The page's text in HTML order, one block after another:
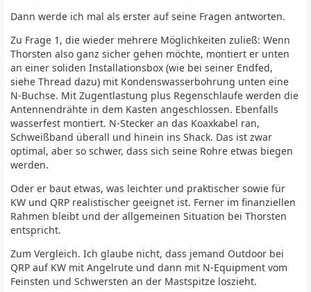
Dann werde ich mal als erster auf seine Fragen antworten.
Zu Frage 1, die wieder mehrere Möglichkeiten zuließ: Wenn
Thorsten also ganz sicher gehen möchte, montiert er unten
an einer soliden Installationsbox (wie bei seiner Endfed,
siehe Thread dazu) mit Kondenswasserbohrung unten eine
N-Buchse. Mit Zugentlastung plus Regenschlaufe werden die
Antennendrähte in dem Kasten angeschlossen. Ebenfalls
wasserfest montiert. N-Stecker an das Koaxkabel ran,
Schweißband überall und hinein ins Shack. Das ist zwar
optimal, aber so schwer, dass sich seine Rohre etwas biegen
werden.
Oder er baut etwas, was leichter und praktischer sowie für
KW und QRP realistischer geeignet ist. Ferner im finanziellen
Rahmen bleibt und der allgemeinen Situation bei Thorsten
entspricht.
Zum Vergleich. Ich glaube nicht, dass jemand Outdoor bei
QRP auf KW mit Angelrute und dann mit N-Equipment vom
Feinsten und Schwersten an der Mastspitze loszieht.